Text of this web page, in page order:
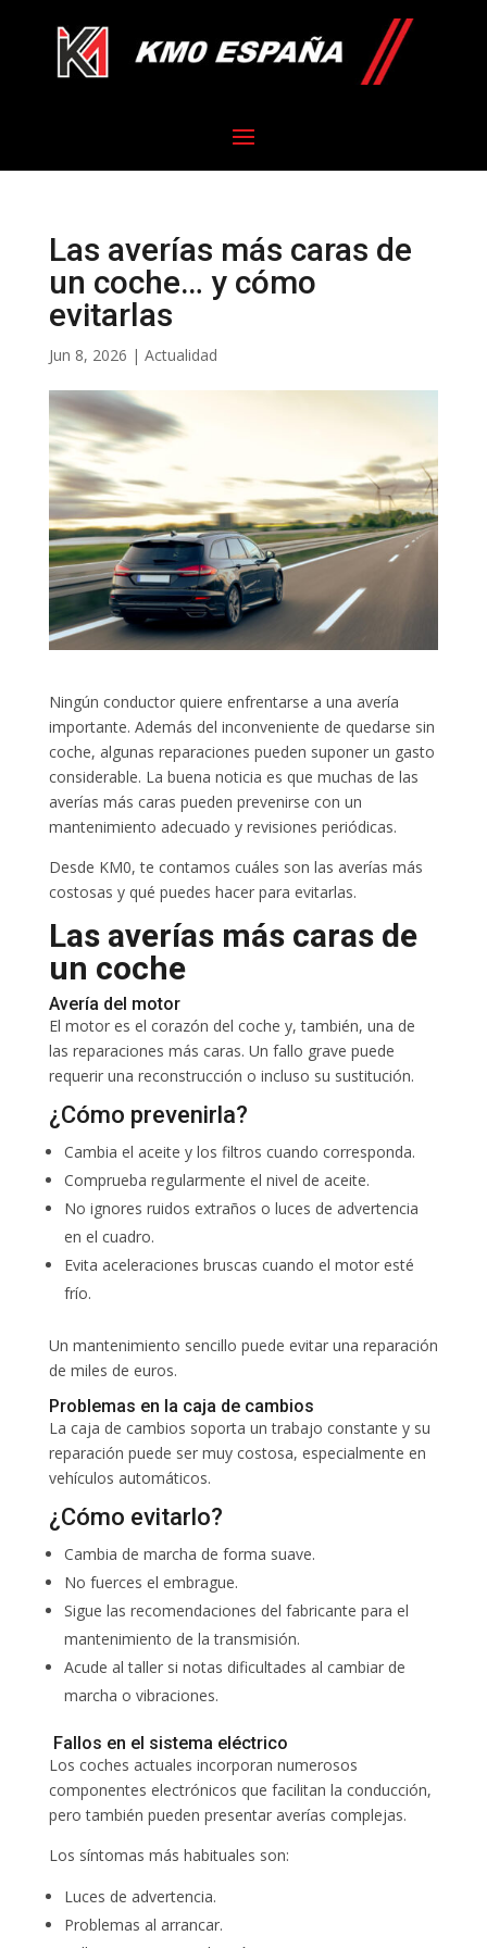
Las averías más caras de
un coche… y cómo
evitarlas
Jun 8, 2026 | Actualidad
Ningún conductor quiere enfrentarse a una avería
importante. Además del inconveniente de quedarse sin
coche, algunas reparaciones pueden suponer un gasto
considerable. La buena noticia es que muchas de las
averías más caras pueden prevenirse con un
mantenimiento adecuado y revisiones periódicas.
Desde KM0, te contamos cuáles son las averías más
costosas y qué puedes hacer para evitarlas.
Las averías más caras de
un coche
Avería del motor
El motor es el corazón del coche y, también, una de
las reparaciones más caras. Un fallo grave puede
requerir una reconstrucción o incluso su sustitución.
¿Cómo prevenirla?
Cambia el aceite y los filtros cuando corresponda.
Comprueba regularmente el nivel de aceite.
No ignores ruidos extraños o luces de advertencia
en el cuadro.
Evita aceleraciones bruscas cuando el motor esté
frío.
Un mantenimiento sencillo puede evitar una reparación
de miles de euros.
Problemas en la caja de cambios
La caja de cambios soporta un trabajo constante y su
reparación puede ser muy costosa, especialmente en
vehículos automáticos.
¿Cómo evitarlo?
Cambia de marcha de forma suave.
No fuerces el embrague.
Sigue las recomendaciones del fabricante para el
mantenimiento de la transmisión.
Acude al taller si notas dificultades al cambiar de
marcha o vibraciones.
Fallos en el sistema eléctrico
Los coches actuales incorporan numerosos
componentes electrónicos que facilitan la conducción,
pero también pueden presentar averías complejas.
Los síntomas más habituales son:
Luces de advertencia.
Problemas al arrancar.